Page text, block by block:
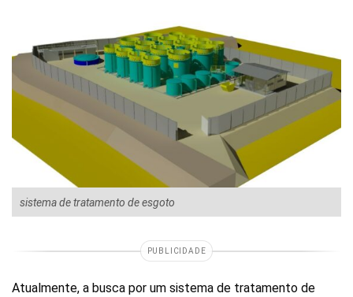
sistema de tratamento de esgoto
PUBLICIDADE
Atualmente, a busca por um sistema de tratamento de